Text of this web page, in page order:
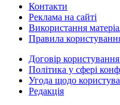
Контакти
Реклама на сайті
Використання
Правила
Договір
Політика у сфері
Угода щодо
Редакція